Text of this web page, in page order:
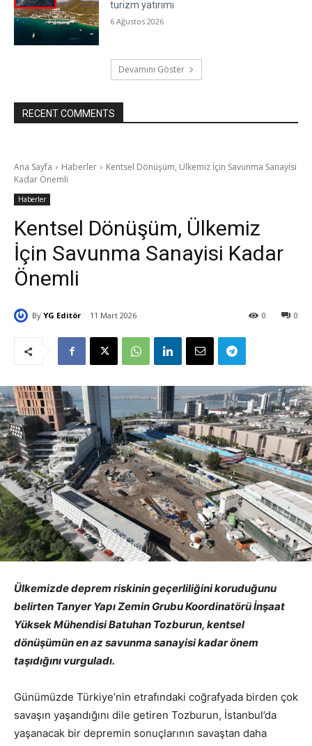
turizm yatırımı
6 Ağustos 2026
Devamını Göster
RECENT COMMENTS